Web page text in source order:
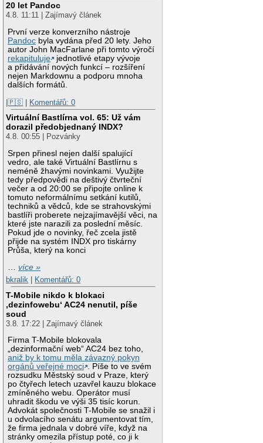
20 let Pandoc
4.8. 11:11 | Zajímavý článek
První verze konverzního nástroje
Pandoc byla vydána před 20 lety. Jeho
autor John MacFarlane při tomto výročí
rekapituluje
jednotlivé etapy vývoje
a přidávání nových funkcí – rozšíření
nejen Markdownu a podporu mnoha
dalších formátů.
|🇵🇸 | Komentářů: 0
Virtuální Bastlírna vol. 65: Už vám
dorazil předobjednaný INDX?
4.8. 00:55 | Pozvánky
Srpen přinesl nejen další spalující
vedro, ale také Virtuální Bastlírnu s
neméně žhavými novinkami. Využijte
tedy předpovědi na deštivý čtvrteční
večer a od 20:00 se připojte online k
tomuto neformálnímu setkání kutilů,
techniků a vědců, kde se strahovskými
bastlíři proberete nejzajímavější věci, na
které jste narazili za poslední měsíc.
Pokud jde o novinky, řeč zcela jistě
přijde na systém INDX pro tiskárny
Průša, který na konci
…více »
bkralik
Komentářů: 0
T-Mobile nikdo k blokaci
‚dezinfowebu‘ AC24 nenutil, píše
soud
3.8. 17:22 | Zajímavý článek
Firma T-Mobile blokovala
„dezinformační web“ AC24 bez toho,
aniž by k tomu měla závazný pokyn
orgánů veřejné moci . Píše to ve svém
rozsudku Městský soud v Praze, který
po čtyřech letech uzavřel kauzu blokace
zmíněného webu. Operátor musí
uhradit škodu ve výši 35 tisíc korun.
Advokát společnosti T-Mobile se snažil i
u odvolacího senátu argumentovat tím,
že firma jednala v dobré víře, když na
stránky omezila přístup poté, co ji k